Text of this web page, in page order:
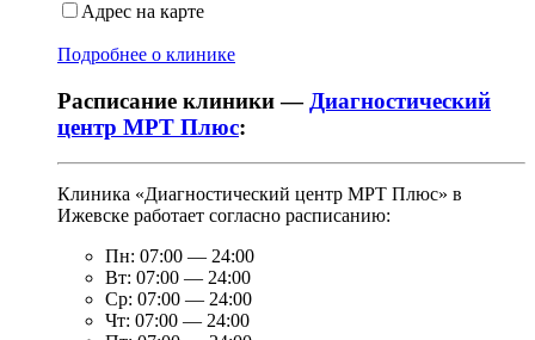
Адрес на карте
Подробнее о клинике
Расписание клиники — Диагностический
центр МРТ Плюс:
Клиника «Диагностический центр МРТ Плюс» в
Ижевске работает согласно расписанию:
Пн: 07:00 — 24:00
Вт: 07:00 — 24:00
Ср: 07:00 — 24:00
Чт: 07:00 — 24:00